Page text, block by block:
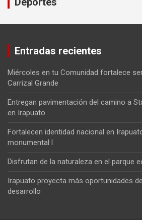
Entradas recientes
Miércoles en tu Comunidad fortalece
Carrizal Grande
Entregan pavimentación del camino a
en Irapuato
Fortalecen identidad nacional en
monumental l
Disfrutan de la naturaleza en el parque
Irapuato proyecta más oportunidades
desarrollo